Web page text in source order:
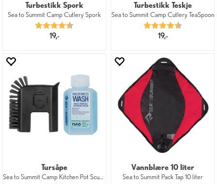
Turbestikk Spork
Sea to Summit Camp Cutlery Spork
Karakter:
19,-
Turbestikk Teskje
Sea to Summit Camp Cutlery TeaSpoon
Karakter:
19,-
Tursåpe
Sea to Summit Camp Kitchen Pot Scubber
Vannblære 10 liter
Sea to Summit Pack Tap 10 liter